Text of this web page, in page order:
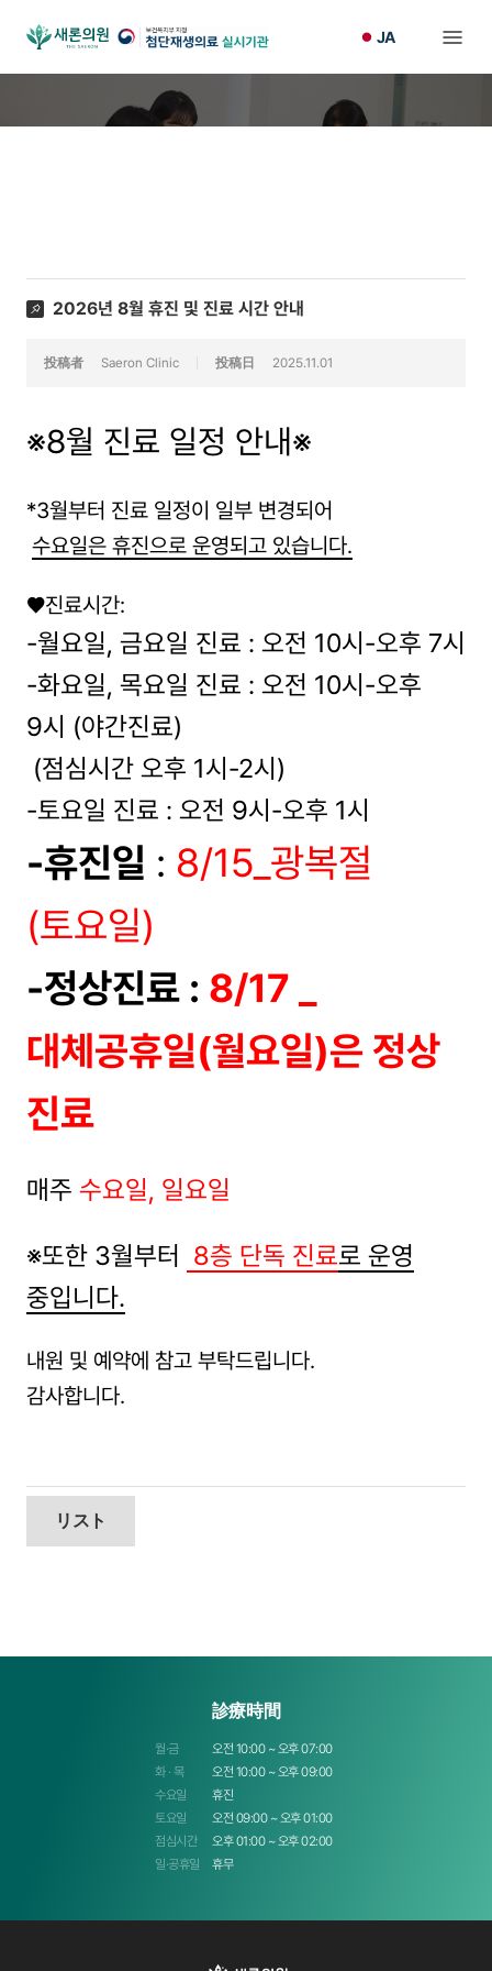
JA
2026년 8월 휴진 및 진료 시간 안내
投稿者 Saeron Clinic 投稿日 2025.11.01
※8월 진료 일정 안내※
*3월부터 진료 일정이 일부 변경되어
수요일은 휴진으로 운영되고 있습니다.
♥진료시간:
-월요일, 금요일 진료 : 오전 10시-오후 7시
-화요일, 목요일 진료 : 오전 10시-오후
9시 (야간진료)
(점심시간 오후 1시-2시)
-토요일 진료 : 오전 9시-오후 1시
-휴진일 : 8/15_광복절
(토요일)
-정상진료 : 8/17 _
대체공휴일(월요일)은 정상
진료
매주 수요일, 일요일
※또한 3월부터 8층 단독 진료로 운영
중입니다.
내원 및 예약에 참고 부탁드립니다.
감사합니다.
リスト
診療時間
월·금
오전 10:00 ~ 오후 07:00
화 · 목
오전 10:00 ~ 오후 09:00
수요일
휴진
토요일
오전 09:00 ~ 오후 01:00
점심시간
오후 01:00 ~ 오후 02:00
일·공휴일
휴무